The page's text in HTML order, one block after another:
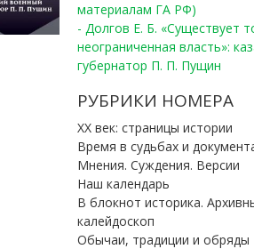
материалам ГА РФ)
- Долгов Е. Б. «Существует
неограниченная власть»:
губернатор П. П. Пущин
РУБРИКИ НОМЕРА
ХХ век: страницы истории
Время в судьбах и
Мнения. Суждения. Версии
Наш календарь
В блокнот историка.
калейдоскоп
Обычаи, традиции и обряды